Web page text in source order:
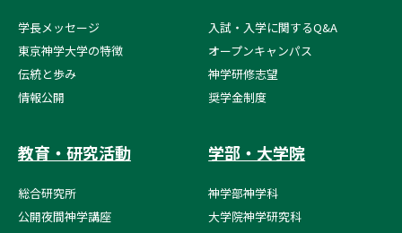
学長メッセージ
東京神学大学の特徴
伝統と歩み
情報公開
入試・入学に関するQ&A
オープンキャンパス
神学研修志望
奨学金制度
教育・研究活動
総合研究所
公開夜間神学講座
学部・大学院
神学部神学科
大学院神学研究科